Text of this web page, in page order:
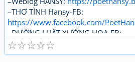
–THƠ TÌNH Hansy-FB:
https://www.facebook.com/
–ĐƯỜNG LUẬT XƯỚNG HOẠ-FB:
https://www.facebook.com/...roups/
OA/
☆
☆
☆
☆
☆